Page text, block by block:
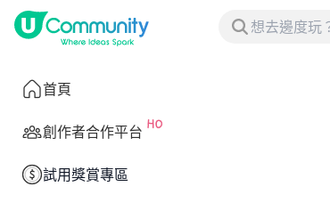
首頁
創作者合作平台
試用獎賞專區